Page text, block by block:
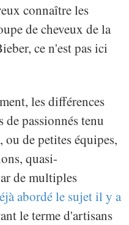
connaître les
de cheveux de la
ce n'est pas ici
les différences
passionnés tenu
de petites équipes,
quasi-
de multiples
abordé le sujet il y a
le terme d'artisans